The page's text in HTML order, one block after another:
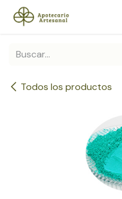
Ir al contenido
Todos los productos